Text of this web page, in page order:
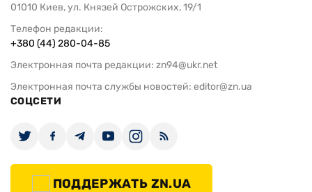
01010 Киев, ул. Князей Острожских, 19/1
Телефон редакции:
+380 (44) 280-04-85
Электронная почта редакции: zn94@ukr.net
Электронная почта службы новостей: editor@zn.ua
СОЦСЕТИ
ПОДДЕРЖАТЬ ZN.UA